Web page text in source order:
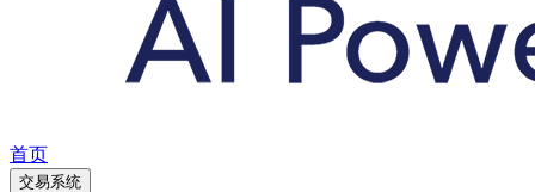
首页
交易系统